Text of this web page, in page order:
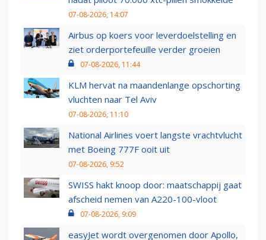
07-08-2026, 14:07
Airbus op koers voor leverdoelstelling en
ziet orderportefeuille verder groeien
07-08-2026, 11:44
KLM hervat na maandenlange opschorting
vluchten naar Tel Aviv
07-08-2026, 11:10
National Airlines voert langste vrachtvlucht
met Boeing 777F ooit uit
07-08-2026, 9:52
SWISS hakt knoop door: maatschappij gaat
afscheid nemen van A220-100-vloot
07-08-2026, 9:09
easyJet wordt overgenomen door Apollo,